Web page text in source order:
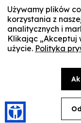
Identyfikacja wizualna
Biznes
Wynajem sal
Targi pracy
© Copyright by Wyższa Szkoła
Treści zawarte na stronie
części: kopiowania,
wyświetlania, utrwalania oraz
powyższe nie dotyczą dozwolonego
Używamy plików
korzystania z
analitycznych i
Klikając „Akceptuj
użycie. Polityka